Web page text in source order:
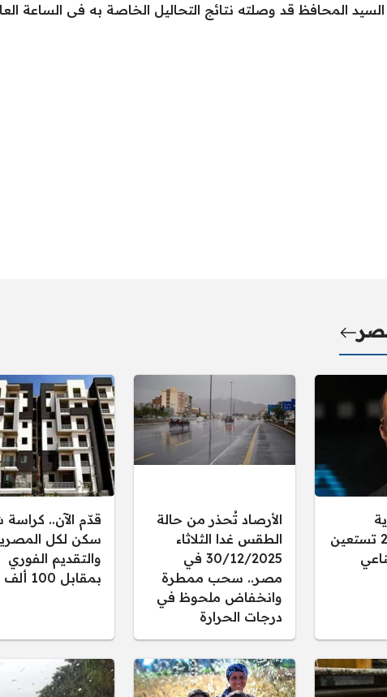
المحافظ قد وصلته نتائج التحاليل الخاصة به فى الساعة
برمضان 2026 تستعين
الأرصاد تُحذر من حالة
الطقس غدا الثلاثاء
30/12/2025 في
مصر.. سحب ممطرة
وانخفاض ملحوظ في
درجات الحرارة
قدّم الآن..
والتقديم الفوري
بمقابل 100 ألف جنيه